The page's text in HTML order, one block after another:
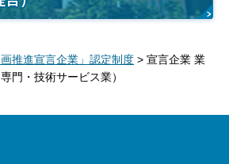
推進宣言企業」認定制度 > 宣言企業 業
門・技術サービス業）